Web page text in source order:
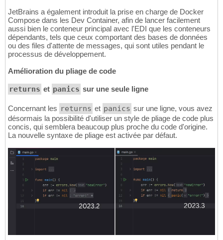
JetBrains a également introduit la prise en charge de Docker
Compose dans les Dev Container, afin de lancer facilement
aussi bien le conteneur principal avec l'EDI que les conteneurs
dépendants, tels que ceux comportant des bases de données
ou des files d'attente de messages, qui sont utiles pendant le
processus de développement.
Amélioration du pliage de code
returns et panics sur une seule ligne
Concernant les returns et panics sur une ligne, vous avez
désormais la possibilité d'utiliser un style de pliage de code plus
concis, qui semblera beaucoup plus proche du code d'origine.
La nouvelle syntaxe de pliage est activée par défaut.